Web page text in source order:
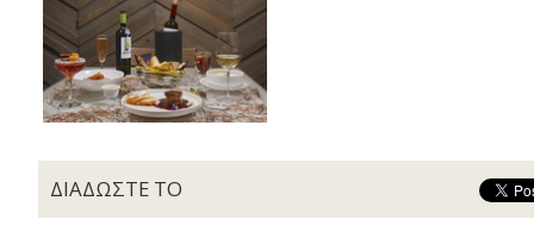
ΔΙΑΔΩΣΤΕ ΤΟ